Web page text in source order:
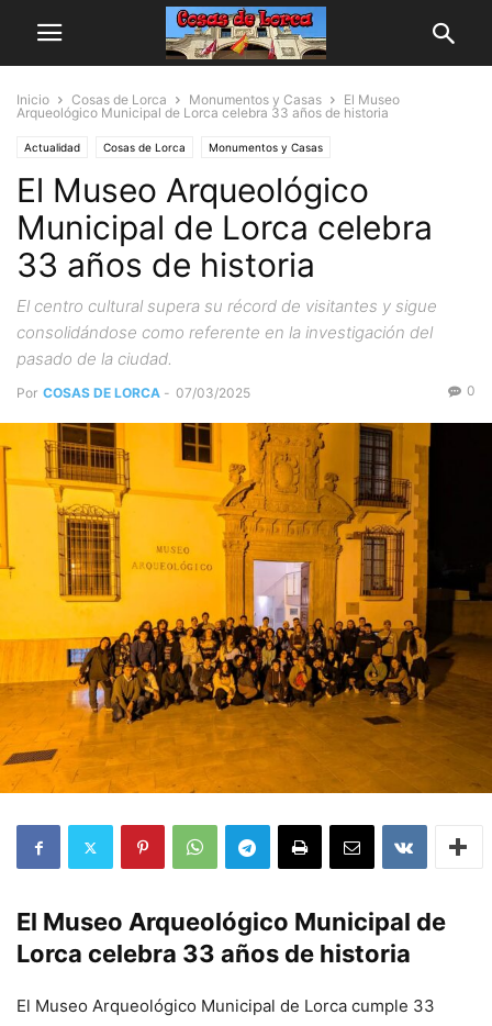
Inicio Cosas de Lorca Monumentos y Casas
El Museo
Arqueológico Municipal de Lorca celebra 33 años de historia
Actualidad Cosas de Lorca Monumentos y Casas
El Museo Arqueológico
Municipal de Lorca celebra
33 años de historia
El centro cultural supera su récord de visitantes y sigue
consolidándose como referente en la investigación del
pasado de la ciudad.
Por COSAS DE LORCA - 07/03/2025 0
El Museo Arqueológico Municipal de
Lorca celebra 33 años de historia
El Museo Arqueológico Municipal de Lorca cumple 33